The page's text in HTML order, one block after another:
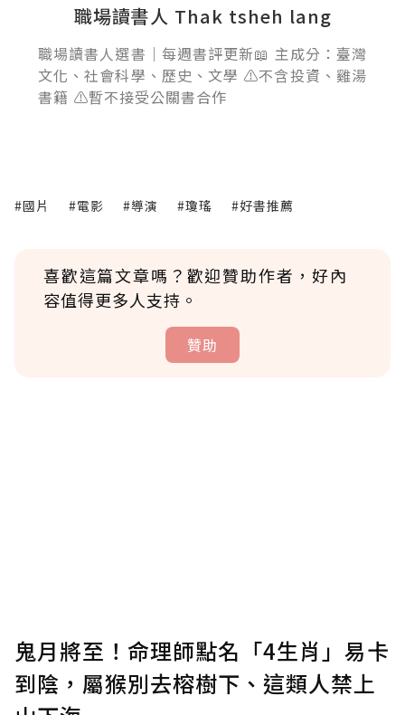
職場讀書人 Thak tsheh lang
職場讀書人選書｜每週書評更新📖 主成分：臺灣
文化、社會科學、歷史、文學 ⚠️不含投資、雞湯
書籍 ⚠️暫不接受公關書合作
#國片 #電影 #導演 #瓊瑤 #好書推薦
喜歡這篇文章嗎？歡迎贊助作者，好內
容值得更多人支持。
贊助
確認送出
鬼月將至！命理師點名「4生肖」易卡
到陰，屬猴別去榕樹下、這類人禁上